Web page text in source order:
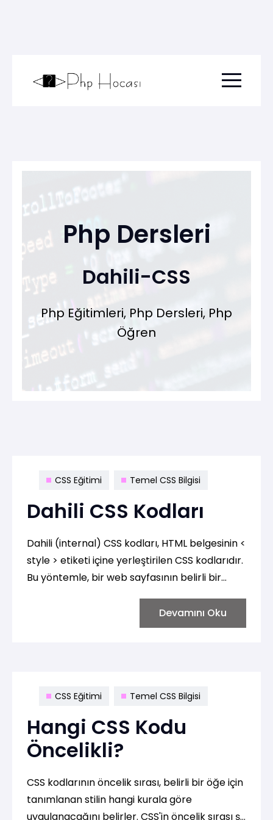
Menu
Php Dersleri
Dahili-CSS
Php Eğitimleri, Php Dersleri, Php
Öğren
CSS Eğitimi Temel CSS Bilgisi
Dahili CSS Kodları
Dahili (internal) CSS kodları, HTML belgesinin <
style > etiketi içine yerleştirilen CSS kodlarıdır.
Bu yöntemle, bir web sayfasının belirli bir
içinde belirlenebilir. İşte bir örnek:Devamını Oku
CSS Eğitimi Temel CSS Bilgisi
Hangi CSS Kodu
Öncelikli?
CSS kodlarının öncelik sırası, belirli bir öğe için
tanımlanan stilin hangi kurala göre
uygulanacağını belirler. CSS'in öncelik sırası şu